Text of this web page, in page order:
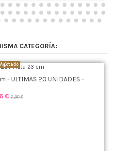
CATEGORÍA:
- ULTIMAS 20 UNIDADES -
€2,30 €